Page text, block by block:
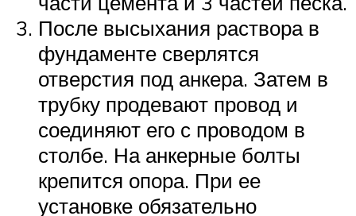
После высыхания раствора в
фундаменте сверлятся
отверстия под анкера. Затем в
трубку продевают провод и
соединяют его с проводом в
столбе. На анкерные болты
крепится опора. При ее
установке обязательно